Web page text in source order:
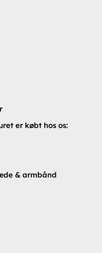
er købt hos os:
& armbånd